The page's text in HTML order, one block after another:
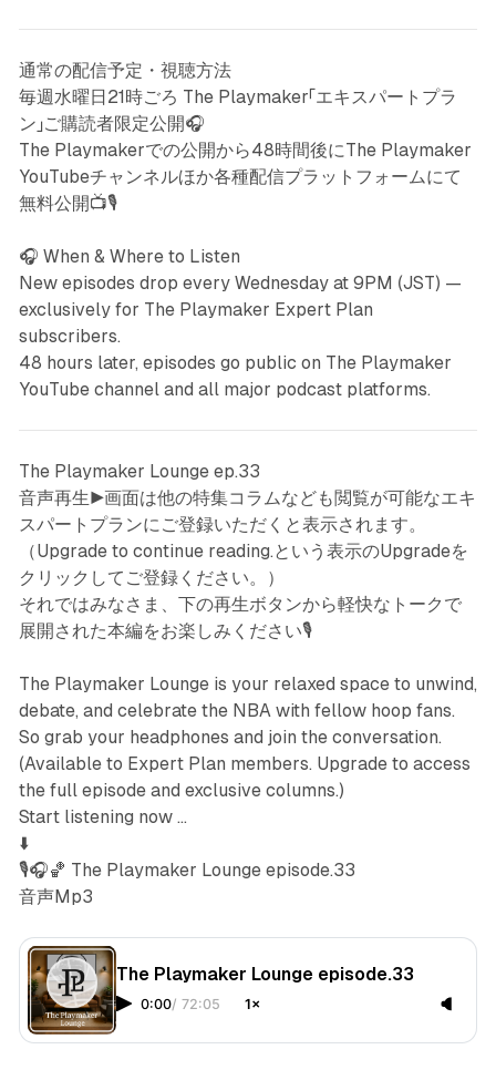
通常の配信予定・視聴方法
毎週水曜日21時ごろ The Playmaker「エキスパートプラ
ン」ご購読者限定公開🎧
The Playmakerでの公開から48時間後にThe Playmaker
YouTubeチャンネルほか各種配信プラットフォームにて
無料公開📺🎙️
🎧 When & Where to Listen
New episodes drop every Wednesday at 9PM (JST) —
exclusively for The Playmaker Expert Plan
subscribers.
48 hours later, episodes go public on The Playmaker
YouTube channel and all major podcast platforms.
The Playmaker Lounge ep.33
音声再生▶️画面は他の特集コラムなども閲覧が可能なエキ
スパートプランにご登録いただくと表示されます。
（Upgrade to continue reading.という表示のUpgradeを
クリックしてご登録ください。）
それではみなさま、下の再生ボタンから軽快なトークで
展開された本編をお楽しみください🎙️
The Playmaker Lounge is your relaxed space to unwind,
debate, and celebrate the NBA with fellow hoop fans.
So grab your headphones and join the conversation.
(Available to Expert Plan members. Upgrade to access
the full episode and exclusive columns.)
Start listening now ...
⬇️
🎙️🎧🏀 The Playmaker Lounge episode.33
音声Mp3
The Playmaker Lounge episode.33
0:00/ 72:05 1×